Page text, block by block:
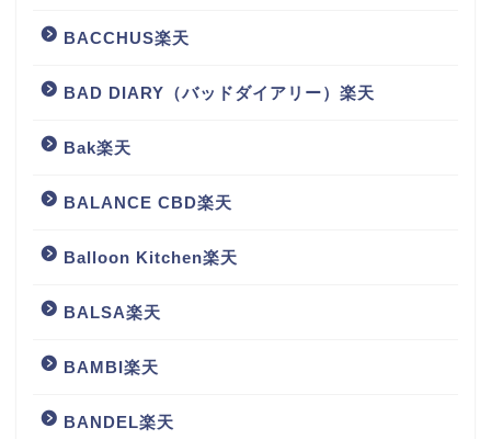
BACCHUS楽天
BAD DIARY（バッドダイアリー）楽天
Bak楽天
BALANCE CBD楽天
Balloon Kitchen楽天
BALSA楽天
BAMBI楽天
BANDEL楽天